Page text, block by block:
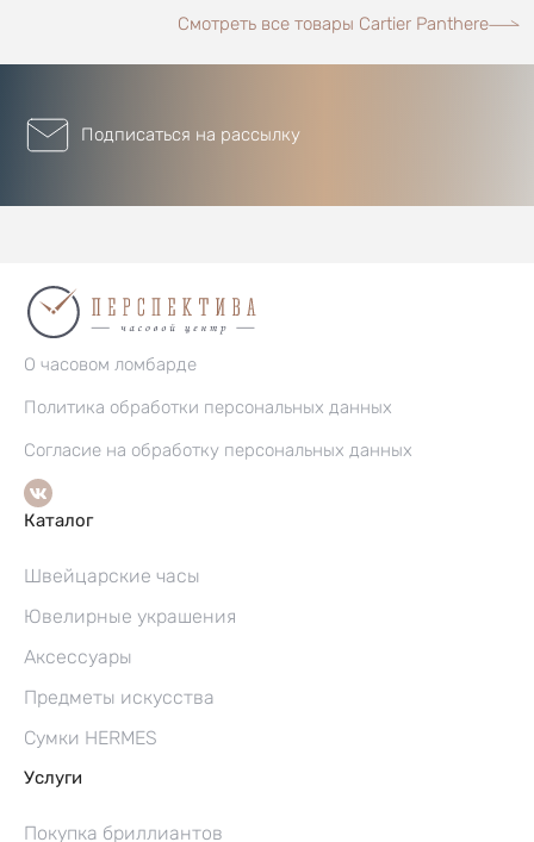
Смотреть все товары Cartier Panthere
Подписаться на рассылку
О часовом ломбарде
Политика обработки персональных данных
Согласие на обработку персональных данных
Каталог
Швейцарские часы
Ювелирные украшения
Аксессуары
Предметы искусства
Сумки HERMES
Услуги
Покупка бриллиантов